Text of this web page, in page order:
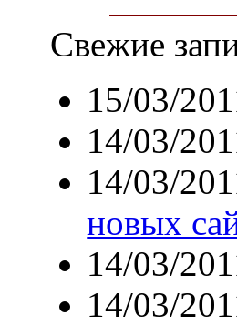
Свежие
15/03/
14/03/
14/03/
новых
14/03/
14/03/